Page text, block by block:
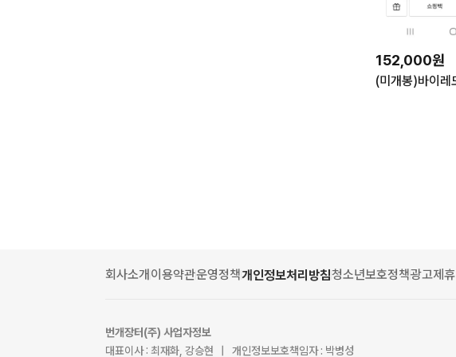
152,000원
회사소개이용약관운영정책개인정보처리방침청소년보호정책광고제휴
번개장터(주) 사업자정보
대표이사 : 최재화, 강승현 | 개인정보보호책임자 : 박병성